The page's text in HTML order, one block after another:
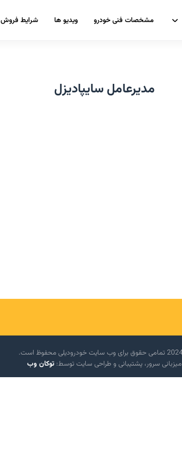
مشخصات فنی خودرو ویدیو ها شرایط فروش
مدیرعامل سایپادیزل
میزبانی سرور، پشتیبانی و طراحی سایت توسط: توکان وب